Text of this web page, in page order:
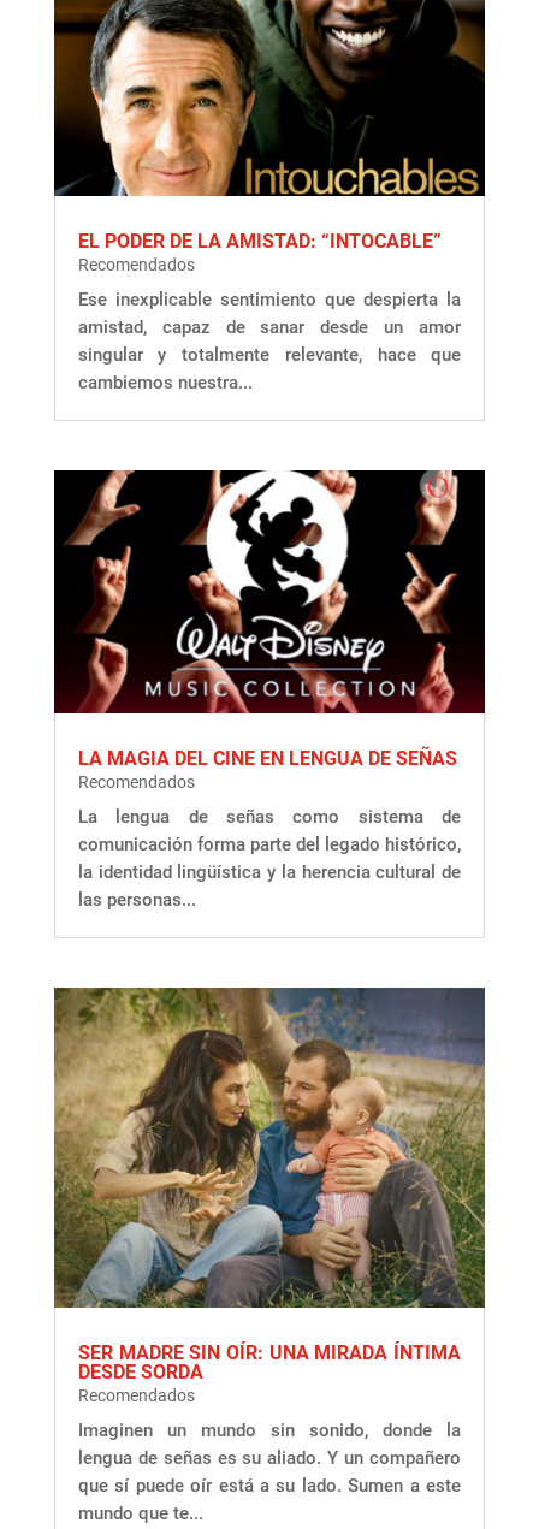
EL PODER DE LA AMISTAD: “INTOCABLE”
Recomendados
Ese inexplicable sentimiento que despierta la
amistad, capaz de sanar desde un amor
singular y totalmente relevante, hace que
cambiemos nuestra...
LA MAGIA DEL CINE EN LENGUA DE SEÑAS
Recomendados
La lengua de señas como sistema de
comunicación forma parte del legado histórico,
la identidad lingüística y la herencia cultural de
las personas...
SER MADRE SIN OÍR: UNA MIRADA ÍNTIMA
DESDE SORDA
Recomendados
Imaginen un mundo sin sonido, donde la
lengua de señas es su aliado. Y un compañero
que sí puede oír está a su lado. Sumen a este
mundo que te...